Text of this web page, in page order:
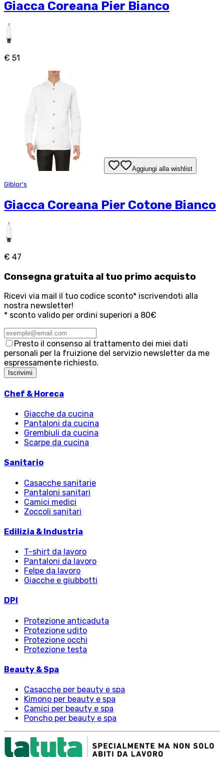
Giacca Coreana Pier Bianco
€ 51
Aggiungi alla wishlist
Giblor's
Giacca Coreana Pier Cotone Bianco
€ 47
Consegna gratuita al tuo primo acquisto
Ricevi via mail il tuo codice sconto* iscrivendoti alla
nostra newsletter!
* sconto valido per ordini superiori a 80€
Presto il consenso al trattamento dei miei dati
personali per la fruizione del servizio newsletter da me
espressamente richiesto.
Iscrivimi
Chef & Horeca
Giacche da cucina
Pantaloni da cucina
Grembiuli da cucina
Scarpe da cucina
Sanitario
Casacche sanitarie
Pantaloni sanitari
Camici medici
Zoccoli sanitari
Edilizia & Industria
T-shirt da lavoro
Pantaloni da lavoro
Felpe da lavoro
Giacche e giubbotti
DPI
Protezione anticaduta
Protezione udito
Protezione occhi
Protezione testa
Beauty & Spa
Casacche per beauty e spa
Kimono per beauty e spa
Camici per beauty e spa
Poncho per beauty e spa